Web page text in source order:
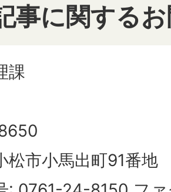
事に関する
課
松市小馬出町91番地